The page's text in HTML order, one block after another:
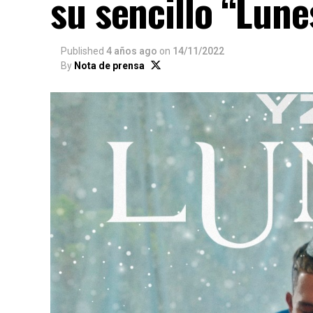
Published 4 años ago on 14/11/2022
By Nota de prensa